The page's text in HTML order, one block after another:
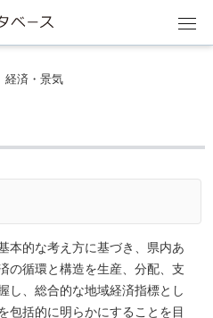
経済・景気
本的な考え方に基づき、県内あ
の循環と構造を生産、分配、支
し、総合的な地域経済指標とし
包括的に明らかにすることを目